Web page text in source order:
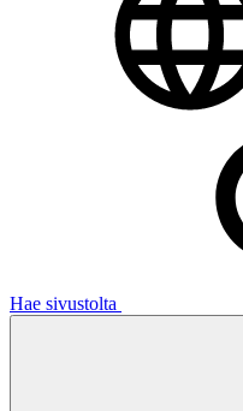
Hae sivustolta